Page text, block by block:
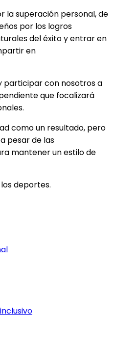
la superación personal, de
por los logros
del éxito y entrar en
en
participar con nosotros a
que focalizará
como un resultado, pero
pesar de las
mantener un estilo de
deportes.